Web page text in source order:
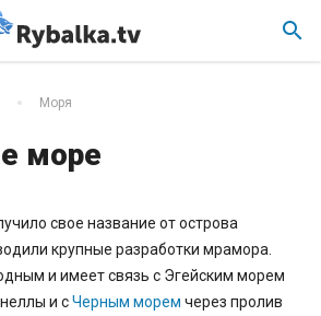
search
Моря
море
свое название от острова
крупные разработки мрамора.
и имеет связь с Эгейским морем
и сЧерным морем через пролив